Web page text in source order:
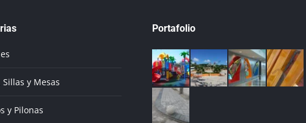
Sillas y Mesas
y Pilonas
Portafolio